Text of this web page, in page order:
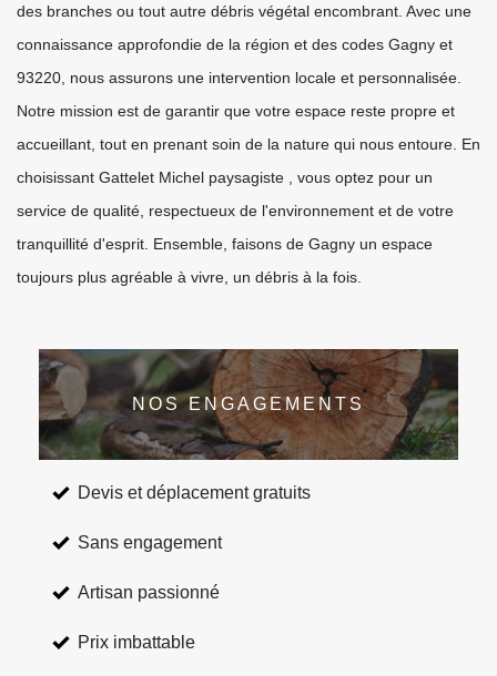
des branches ou tout autre débris végétal encombrant. Avec une
connaissance approfondie de la région et des codes Gagny et
93220, nous assurons une intervention locale et personnalisée.
Notre mission est de garantir que votre espace reste propre et
accueillant, tout en prenant soin de la nature qui nous entoure. En
choisissant Gattelet Michel paysagiste , vous optez pour un
service de qualité, respectueux de l'environnement et de votre
tranquillité d'esprit. Ensemble, faisons de Gagny un espace
toujours plus agréable à vivre, un débris à la fois.
NOS ENGAGEMENTS
Devis et déplacement gratuits
Sans engagement
Artisan passionné
Prix imbattable